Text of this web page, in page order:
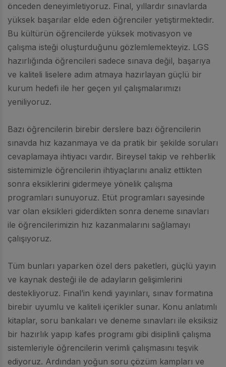
önceden deneyimletiyoruz. Final, yıllardır sınavlarda
yüksek başarılar elde eden öğrenciler yetiştirmektedir.
Bu kültürün öğrencilerde yüksek motivasyon ve
çalışma isteği oluşturduğunu gözlemlemekteyiz. LGS
hazırlığında öğrencileri sadece sınava değil, başarıya
ve kaliteli liselere adım atmaya hazırlayan güçlü bir
kurum hedefi ile her geçen yıl çalışmalarımızı
yeniliyoruz.
Bazı öğrencilerin birebir derslere bazı öğrencilerin
sınavda hız kazanmaya ve da pratik bir şekilde soruları
cevaplamaya ihtiyacı vardır. Bireysel takip ve rehberlik
sistemimizle öğrencilerin ihtiyaçlarını analiz ettikten
sonra eksiklerini gidermeye yönelik çalışma
programları sunuyoruz. Etüt programları sayesinde
var olan eksikleri giderdikten sonra deneme sınavları
ile öğrencilerimizin hız kazanmalarını sağlamayı
çalışıyoruz.
Tüm bunları yaparken özel ders paketleri, güçlü yayın
ve kaynak desteği ile de adayların gelişimlerini
destekliyoruz. Final’in kendi yayınları, sınav formatına
birebir uyumlu ve kaliteli içerikler sunar. Konu anlatımlı
kitaplar, soru bankaları ve deneme sınavları ile eksiksiz
bir hazırlık yapıp kafes programı gibi disiplinli çalışma
sistemleriyle öğrencilerin verimli çalışmasını teşvik
ediyoruz. Ardından yoğun soru çözüm kampları ve